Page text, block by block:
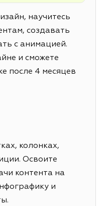
научитесь
создавать
с анимацией.
и сможете
после 4 месяцев
колонках,
Освоите
контента на
и